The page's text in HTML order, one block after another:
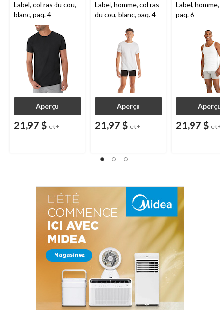
Label, col ras du cou,
blanc, paq. 4
Aperçu
21,97 $ et+
Label, homme, col ras
du cou, blanc, paq. 4
Aperçu
21,97 $ et+
Label,
paq. 6
21,97 $